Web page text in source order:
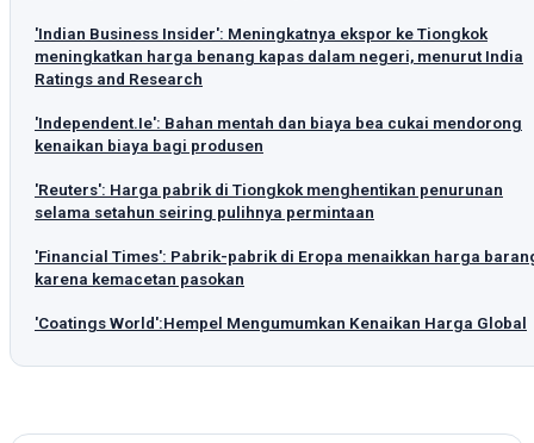
'Indian Business Insider': Meningkatnya ekspor ke Tiongkok
meningkatkan harga benang kapas dalam negeri, menurut India
Ratings and Research
'Independent.Ie': Bahan mentah dan biaya bea cukai mendorong
kenaikan biaya bagi produsen
'Reuters': Harga pabrik di Tiongkok menghentikan penurunan
selama setahun seiring pulihnya permintaan
'Financial Times': Pabrik-pabrik di Eropa menaikkan harga
karena kemacetan pasokan
'Coatings World':Hempel Mengumumkan Kenaikan Harga Global